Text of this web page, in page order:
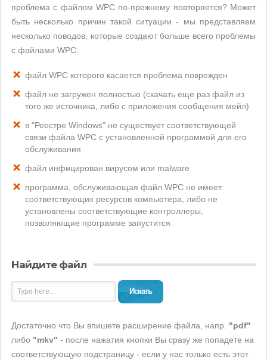
проблема с файлом WPC по-прежнему повторяется? Может
быть несколько причин такой ситуации - мы представляем
несколько поводов, которые создают больше всего проблемы
с файлами WPC:
файл WPC которого касается проблема поврежден
файл не загружен полностью (скачать еще раз файл из
того же источника, либо с приложения сообщения мейл)
в "Реестре Windows" не существует соответствующей
связи файла WPC с установленной программой для его
обслуживания
файл инфицирован вирусом или malware
программа, обслуживающая файл WPC не имеет
соответствующих ресурсов компьютера, либо не
установлены соответствующие контроллеры,
позволяющие программе запустится
Найдите файл
Искать
Достаточно что Вы впишете расширение файла, напр. "pdf"
либо "mkv" - после нажатия кнопки Вы сразу же попадете на
соответствующую подстраницу - если у нас только есть этот